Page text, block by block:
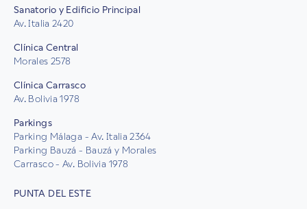
Sanatorio y Edificio Principal
Av. Italia 2420
Clínica Central
Morales 2578
Clínica Carrasco
Av. Bolivia 1978
Parkings
Parking Málaga - Av. Italia 2364
Parking Bauzá - Bauzá y Morales
Carrasco - Av. Bolivia 1978
PUNTA DEL ESTE